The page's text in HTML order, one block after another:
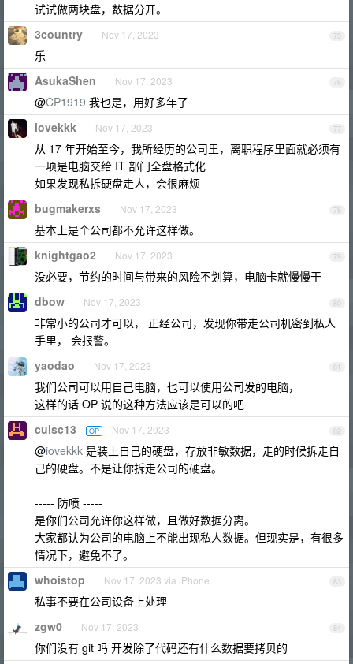
试试做两块盘，数据分开。
75
3country Nov 17, 2023
乐
76
AsukaShen Nov 17, 2023
@CP1919 我也是，用好多年了
77
iovekkk Nov 17, 2023
从 17 年开始至今，我所经历的公司里，离职程序里面就必须有
一项是电脑交给 IT 部门全盘格式化
如果发现私拆硬盘走人，会很麻烦
78
bugmakerxs Nov 17, 2023
基本上是个公司都不允许这样做。
79
knightgao2 Nov 17, 2023
没必要，节约的时间与带来的风险不划算，电脑卡就慢慢干
80
dbow Nov 17, 2023
非常小的公司才可以， 正经公司，发现你带走公司机密到私人
手里， 会报警。
81
yaodao Nov 17, 2023
我们公司可以用自己电脑，也可以使用公司发的电脑，
这样的话 OP 说的这种方法应该是可以的吧
82
cuisc13 OP Nov 17, 2023
@iovekkk 是装上自己的硬盘，存放非敏数据，走的时候拆走自
己的硬盘。不是让你拆走公司的硬盘。
----- 防喷 -----
是你们公司允许你这样做，且做好数据分离。
大家都认为公司的电脑上不能出现私人数据。但现实是，有很多
情况下，避免不了。
83
whoistop Nov 17, 2023 via iPhone
私事不要在公司设备上处理
84
zgw0 Nov 17, 2023
你们没有 git 吗 开发除了代码还有什么数据要拷贝的